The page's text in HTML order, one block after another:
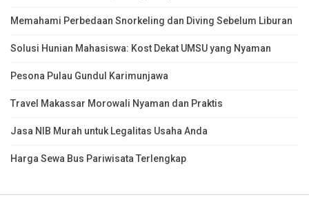
Memahami Perbedaan Snorkeling dan Diving Sebelum Liburan
Solusi Hunian Mahasiswa: Kost Dekat UMSU yang Nyaman
Pesona Pulau Gundul Karimunjawa
Travel Makassar Morowali Nyaman dan Praktis
Jasa NIB Murah untuk Legalitas Usaha Anda
Harga Sewa Bus Pariwisata Terlengkap